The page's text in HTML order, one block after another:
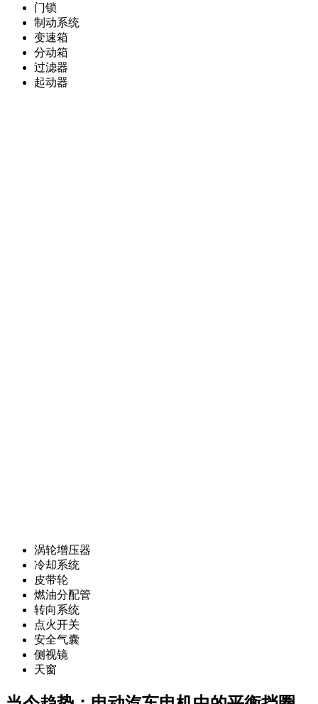
门锁
制动系统
变速箱
分动箱
过滤器
起动器
涡轮增压器
冷却系统
皮带轮
燃油分配管
转向系统
点火开关
安全气囊
侧视镜
天窗